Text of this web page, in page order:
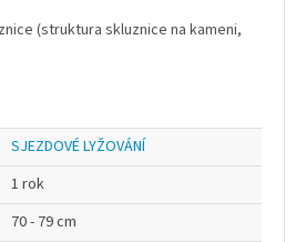
(struktura skluznice na kameni,
SJEZDOVÉ LYŽOVÁNÍ
1 rok
70 - 79 cm